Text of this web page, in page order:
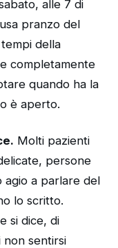
alle 7 di
pranzo del
della
completamente
quando ha la
è aperto.
Molti pazienti
persone
agio a parlare del
lo scritto.
si dice, di
non sentirsi